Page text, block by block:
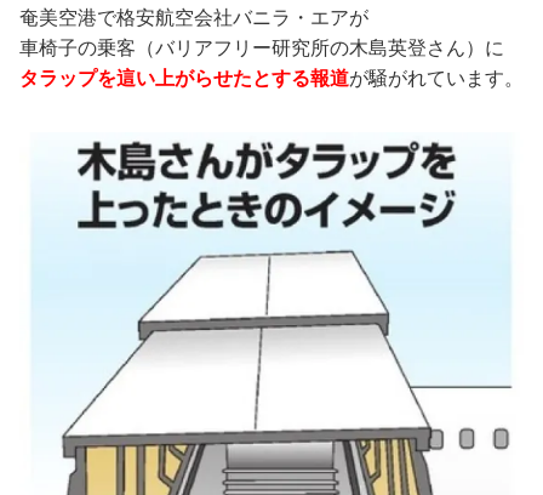
奄美空港で格安航空会社バニラ・エアが
車椅子の乗客（バリアフリー研究所の木島英登さん）に
タラップを這い上がらせたとする報道が騒がれています。